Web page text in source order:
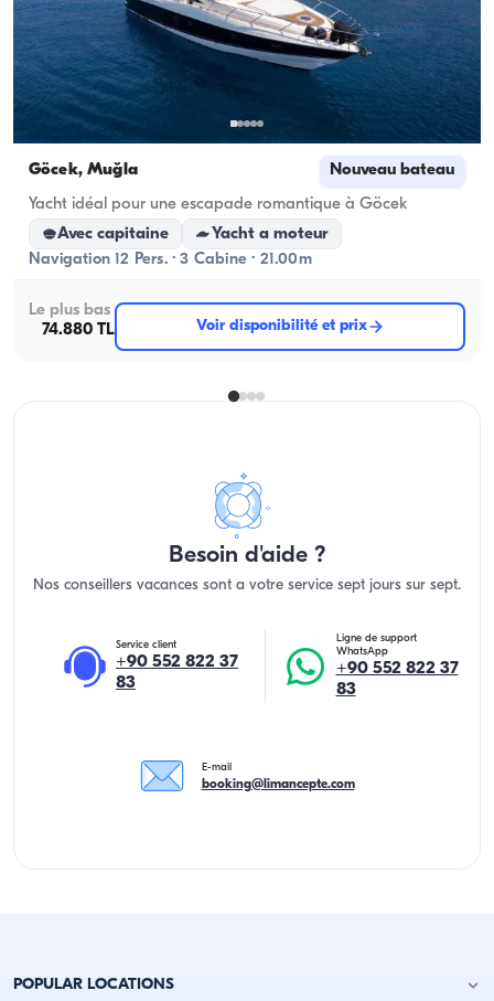
Göcek, Muğla Nouveau bateau
Yacht idéal pour une escapade romantique à Göcek
Avec capitaine
Yacht a moteur
Navigation 12 Pers. · 3 Cabine · 21.00m
Le plus bas
74.880 TL
Voir disponibilité et prix
Besoin d'aide ?
Nos conseillers vacances sont a votre service sept jours sur sept.
Service client
+90 552 822 37
83
Ligne de support
WhatsApp
+90 552 822 37
83
E-mail
booking@limancepte.com
POPULAR LOCATIONS